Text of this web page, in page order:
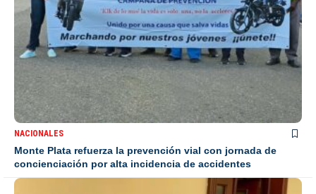
NACIONALES
Monte Plata refuerza la prevención vial con jornada de
concienciación por alta incidencia de accidentes